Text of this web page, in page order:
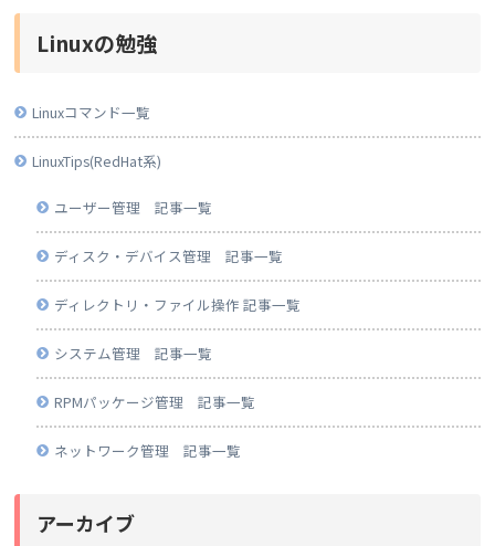
Linuxの勉強
Linuxコマンド一覧
LinuxTips(RedHat系)
ユーザー管理 記事一覧
ディスク・デバイス管理 記事一覧
ディレクトリ・ファイル操作 記事一覧
システム管理 記事一覧
RPMパッケージ管理 記事一覧
ネットワーク管理 記事一覧
アーカイブ